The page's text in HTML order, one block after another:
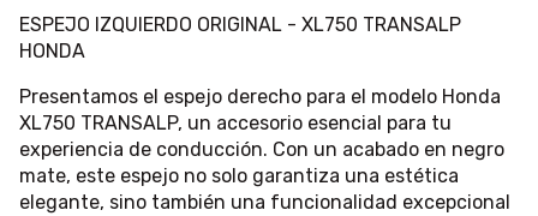
ESPEJO IZQUIERDO ORIGINAL - XL750 TRANSALP
HONDA
Presentamos el espejo derecho para el modelo Honda
XL750 TRANSALP, un accesorio esencial para tu
experiencia de conducción. Con un acabado en negro
mate, este espejo no solo garantiza una estética
elegante, sino también una funcionalidad excepcional